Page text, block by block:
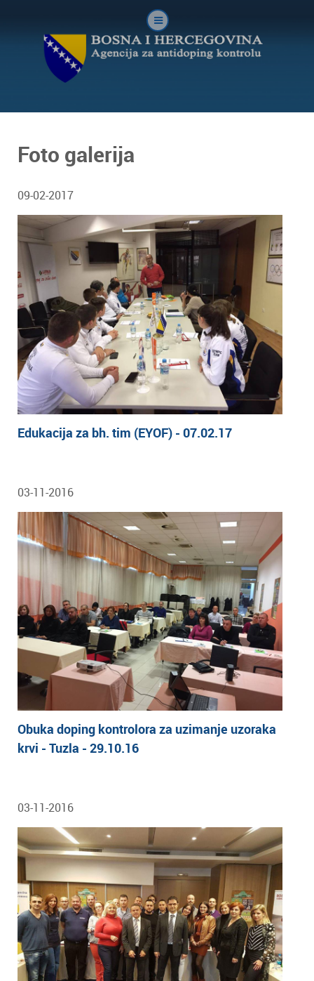
Foto galerija
09-02-2017
Edukacija za bh. tim (EYOF) - 07.02.17
03-11-2016
Obuka doping kontrolora za uzimanje uzoraka
krvi - Tuzla - 29.10.16
03-11-2016